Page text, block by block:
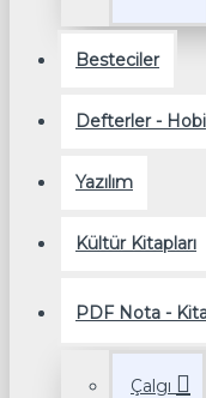
Besteciler
Defterler - Hobi
Yazılım
Kültür Kitapları
PDF Nota -
Çalgı